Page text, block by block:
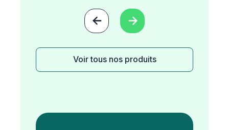
 
Voir tous nos produits